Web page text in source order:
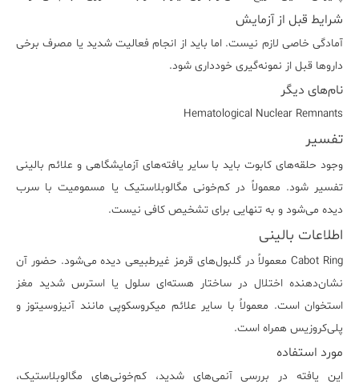
شرایط قبل از آزمایش
آمادگی خاصی لازم نیست. اما باید از انجام فعالیت شدید یا مصرف برخی
داروها قبل از نمونه‌گیری خودداری شود.
نام‌های دیگر
Hematological Nuclear Remnants
تفسیر
وجود حلقه‌های کابوت باید با سایر یافته‌های آزمایشگاهی و علائم بالینی
تفسیر شود. معمولاً در کم‌خونی مگالوبلاستیک یا مسمومیت با سرب
دیده می‌شود و به تنهایی برای تشخیص کافی نیست.
اطلاعات بالینی
Cabot Ring معمولاً در گلبول‌های قرمز غیرطبیعی دیده می‌شود. حضور آن
نشان‌دهنده اختلال در ساختار هسته‌ای سلول یا استرس شدید مغز
استخوان است. معمولاً با سایر علائم میکروسکوپی مانند آنیزوسیتوز و
پلی‌کروزیس همراه است.
مورد استفاده
این یافته در بررسی آنمی‌های شدید، کم‌خونی‌های مگالوبلاستیک،